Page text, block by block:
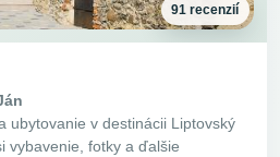
91 recenzií
ubytovanie v destinácii Liptovský
vybavenie, fotky a ďalšie